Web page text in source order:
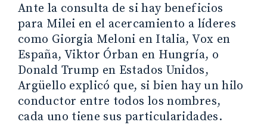
Ante la consulta de si hay beneficios
para Milei en el acercamiento a líderes
como Giorgia Meloni en Italia, Vox en
España, Viktor Órban en Hungría, o
Donald Trump en Estados Unidos,
Argüello explicó que, si bien hay un hilo
conductor entre todos los nombres,
cada uno tiene sus particularidades.